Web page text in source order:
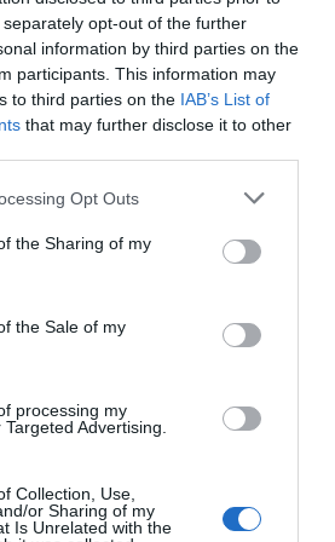
opt-out of the further
information by third parties on the
participants. This information may
to third parties on the IAB’s List of
that may further disclose it to other
Opt Outs
the Sharing of my
the Sale of my
processing my
Advertising.
Collection, Use,
or Sharing of my
Is Unrelated with the
pozwalają na odkrywanie
regionu oraz historii
można tu pływać z
Reef, znana jako „Wielki Dom
miejsc na mapie Egiptu.
świata obietnicą spotkania z
Zapraszamy na
przewodnik, który
17.05.2026 •10 min
świecie Abu Dabbab.
to magiczna zatoka w
Alam, która jest jednym z
spotkać łagodne diugonie i
żółwie zielone w ich
Najpiękniejsze plaże w Marsa
Abu Dabbab (plaża żółwi) i inne